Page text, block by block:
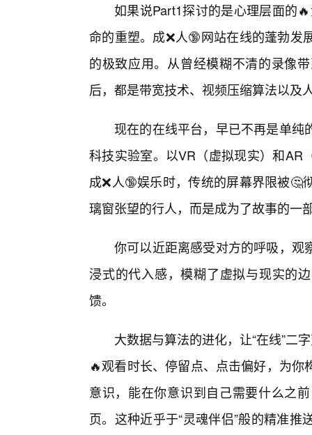
如果说Part1探讨的是心理层面的
命的重塑。成❌人🔞网站在线的蓬勃
的极致应用。从曾经模糊不清的录像
后，都是带宽技术、视频压缩算法以及
现在的在线平台，早已不再是单纯
科技实验室。以VR（虚拟现实）和AR
成❌人🔞娱乐时，传统的屏幕界限被
璃窗张望的行人，而是成为了故事的一
你可以近距离感受对方的呼吸，观
浸式的代入感，模糊了虚拟与现实的
馈。
大数据与算法的进化，让“在线”二
🔥观看时长、停留点、点击偏好，为
意识，能在你意识到自己需要什么之
页。这种近乎于“灵魂伴侣”般的精准